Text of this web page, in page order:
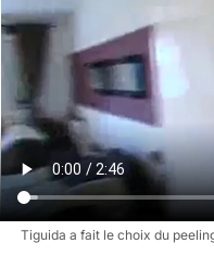
Tiguida a fait le choix du